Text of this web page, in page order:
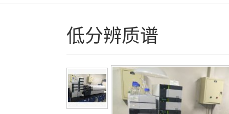
低分辨质谱